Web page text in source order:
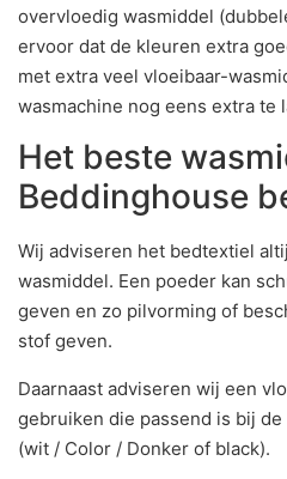
overvloedig wasmiddel
ervoor dat de kleuren extra
met extra veel vloeibaar-
wasmachine nog eens extra te
Het beste
Beddinghouse
Wij adviseren het bedtextiel
wasmiddel. Een poeder kan
geven en zo pilvorming of
stof geven.
Daarnaast adviseren wij een
gebruiken die passend is bij
(wit / Color / Donker of black).